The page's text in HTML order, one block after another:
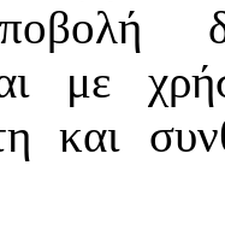
με
και